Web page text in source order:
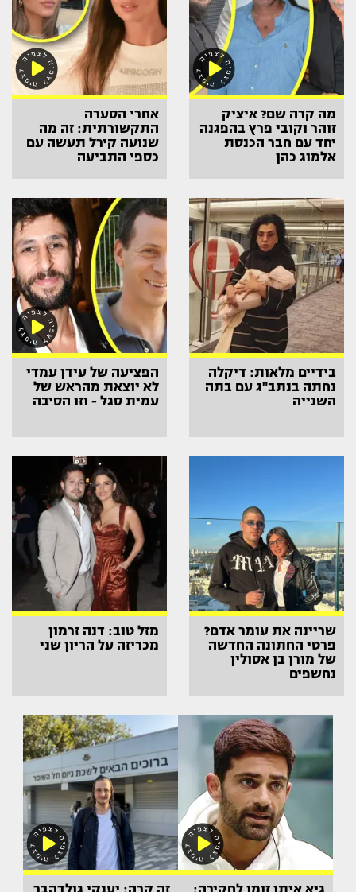
מה קרה שם? איציק
זוהר וקובי פרץ בהפגנה
יחד עם חבר הכנסת
אלמוג כהן
אחרי הסערה
התקשורתית: זה מה
שנועה קירל תעשה עם
כספי התביעה
בידיים מלאות: דיקלה
נחתה בנתב"ג עם בתה
השנייה
הפציעה של עידן עמדי
לא יוצאת מהראש של
עמית סגל - וזו הסיבה
שריינה את עומר אדם?
פרטי החתונה החדשה
של מורן בן אסולין
נחשפים
מזל טוב: דנה זרמון
מכריזה על הריון שני